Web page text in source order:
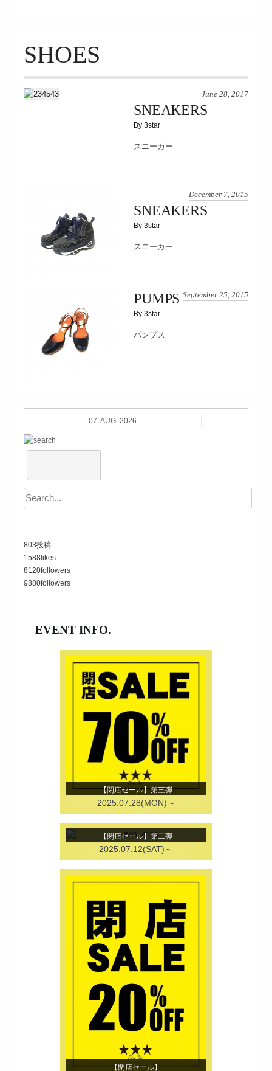
SHOES
June 28, 2017
SNEAKERS
By 3star
スニーカー
December 7, 2015
SNEAKERS
By 3star
スニーカー
September 25, 2015
PUMPS
By 3star
パンプス
07. AUG. 2026
803投稿
1588likes
8120followers
9880followers
EVENT INFO.
【閉店セール】第三弾
2025.07.28(MON)～
【閉店セール】第二弾
2025.07.12(SAT)～
【閉店セール】